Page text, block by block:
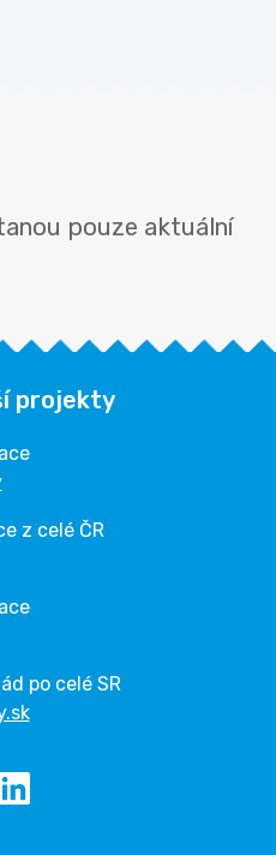
pouze aktuální
projekty
z celé ČR
po celé SR